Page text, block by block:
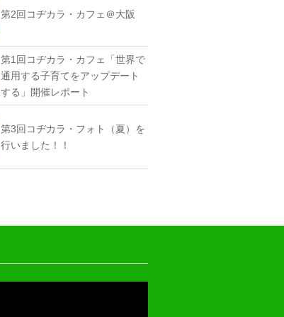
第2回コヂカラ・カフェ＠大阪
第1回コヂカラ・カフェ「世界で
通用する子育てをアップデート
する」開催レポート
第3回コヂカラ・フォト（夏）を
行いました！！